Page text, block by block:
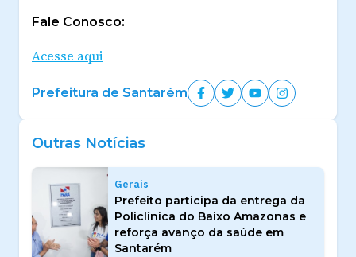
Fale Conosco:
Acesse aqui
Prefeitura de Santarém
Outras Notícias
Gerais
Prefeito participa da entrega da
Policlínica do Baixo Amazonas e
reforça avanço da saúde em
Santarém